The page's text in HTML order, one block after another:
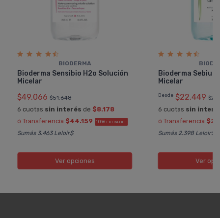
BIODERMA
Bioderma Sensibio H2o Solución
Micelar
$49.066 $51.648
6 cuotas sin interés de $8.178
ó Transferencia $44.159 10% EXTRA OFF
Sumás 3.463 Leloir$
Ver opciones
Bioderma
Micelar
Desde $22.449
6 cuotas sin
ó Transferencia
Sumás 2.398 Leloir$
Ver